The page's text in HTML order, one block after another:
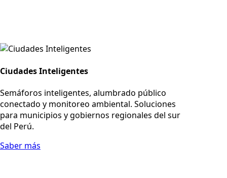
Ciudades Inteligentes
Semáforos inteligentes, alumbrado público
conectado y monitoreo ambiental. Soluciones
para municipios y gobiernos regionales del sur
del Perú.
Saber más